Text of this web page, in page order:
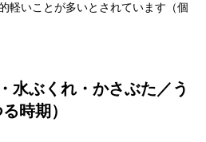
軽いことが多いとされています（個
水ぶくれ・かさぶた／う
時期）